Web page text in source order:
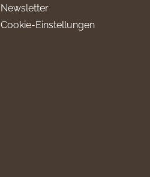
Newsletter
Cookie-Einstellungen